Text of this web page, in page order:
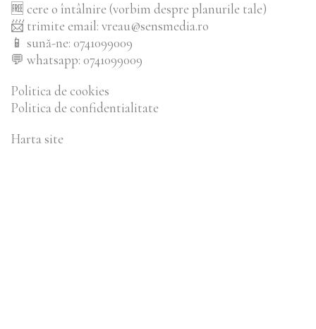
🆓 cere o întâlnire (vorbim despre planurile tale)
📨 trimite email: vreau@sensmedia.ro
📱 sună-ne: 0741099009
💬 whatsapp: 0741099009
Politica de cookies
Politica de confidentialitate
Harta site